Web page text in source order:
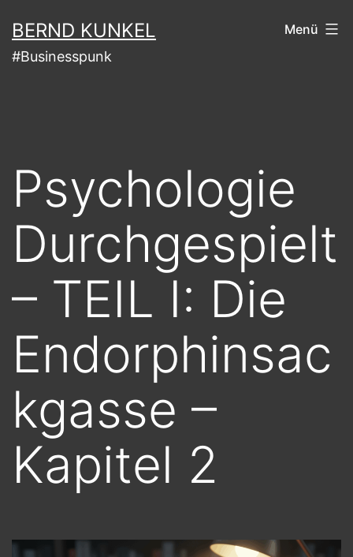
Inhalt
springen
BERND KUNKEL
#Businesspunk
Menü
Psychologie
Durchgespielt
– TEIL I: Die
Endorphinsac
kgasse –
Kapitel 2